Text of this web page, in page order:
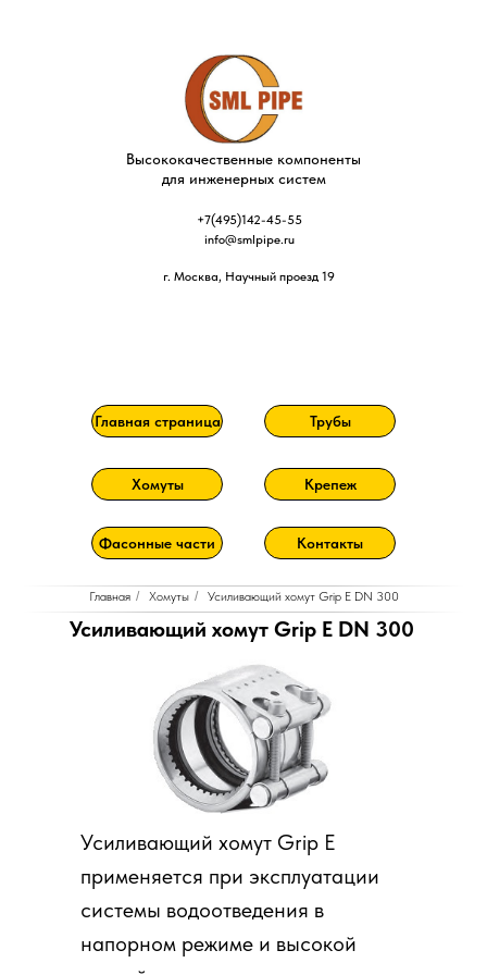
Высококачественные компоненты
для инженерных систем
+7(495)142-45-55
info@smlpipe.ru
г. Москва, Научный проезд 19
Главная страница
Контакты
Фасонные части
Трубы
Хомуты Крепеж
Главная / Хомуты / Усиливающий хомут Grip E DN 300
Усиливающий хомут Grip E DN 300
Усиливающий хомут Grip E
применяется при эксплуатации
системы водоотведения в
напорном режиме и высокой